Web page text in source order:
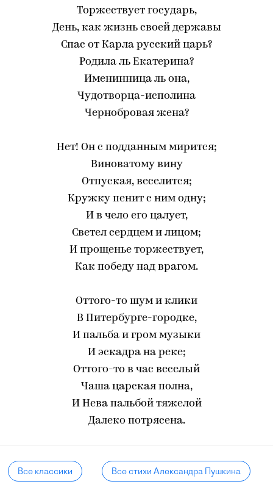
Торжествует государь,
День, как жизнь своей державы
Спас от Карла русский царь?
Родила ль Екатерина?
Именинница ль она,
Чудотворца-исполина
Чернобровая жена?
Нет! Он с подданным мирится;
Виноватому вину
Отпуская, веселится;
Кружку пенит с ним одну;
И в чело его цалует,
Светел сердцем и лицом;
И прощенье торжествует,
Как победу над врагом.
Оттого-то шум и клики
В Питербурге-городке,
И пальба и гром музыки
И эскадра на реке;
Оттого-то в час веселый
Чаша царская полна,
И Нева пальбой тяжелой
Далеко потрясена.
Все классики Все стихи Александра Пушкина